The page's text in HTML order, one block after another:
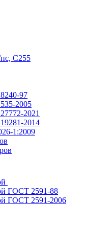
С255
97
2005
2021
2014
1:2009
ГОСТ 2591-88
ГОСТ 2591-2006